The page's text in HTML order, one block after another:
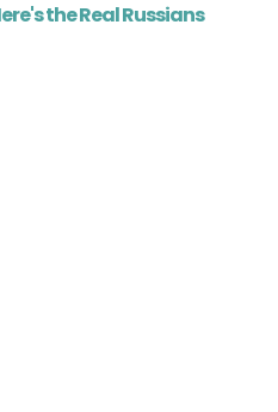
the Real Russians